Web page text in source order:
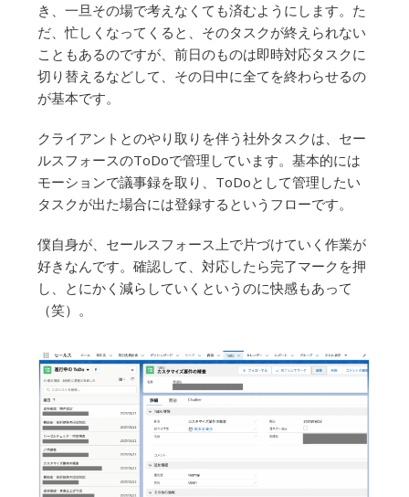
き、一旦その場で考えなくても済むようにします。た
だ、忙しくなってくると、そのタスクが終えられない
こともあるのですが、前日のものは即時対応タスクに
切り替えるなどして、その日中に全てを終わらせるの
が基本です。
クライアントとのやり取りを伴う社外タスクは、セー
ルスフォースのToDoで管理しています。基本的には
モーションで議事録を取り、ToDoとして管理したい
タスクが出た場合には登録するというフローです。
僕自身が、セールスフォース上で片づけていく作業が
好きなんです。確認して、対応したら完了マークを押
し、とにかく減らしていくというのに快感もあって
（笑）。